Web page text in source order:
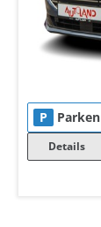
P Parken
Details